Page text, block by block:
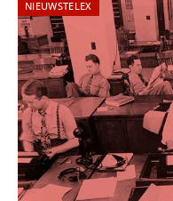
NIEUWSTELEX